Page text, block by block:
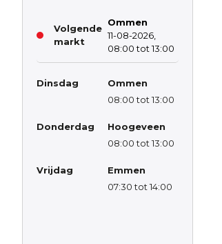
Volgende
markt
Ommen
11-08-2026,
08:00 tot 13:00
Dinsdag
Ommen
08:00 tot 13:00
Donderdag
Hoogeveen
08:00 tot 13:00
Vrijdag
Emmen
07:30 tot 14:00